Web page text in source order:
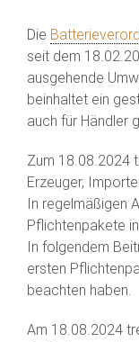
Die
seit dem
ausgehende
beinhaltet ein
auch für Händler
Zum 18.08.2024
Erzeuger,
In regelmäßigen
Pflichtenpakete
In folgendem
ersten
beachten haben.
Am 18.08.2024